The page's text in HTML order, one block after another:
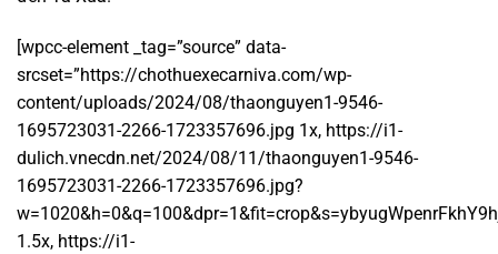
[wpcc-element _tag=”source” data-
srcset=”https://chothuexecarniva.com/wp-
content/uploads/2024/08/thaonguyen1-9546-
1695723031-2266-1723357696.jpg 1x, https://i1-
dulich.vnecdn.net/2024/08/11/thaonguyen1-9546-
1695723031-2266-1723357696.jpg?
1.5x, https://i1-